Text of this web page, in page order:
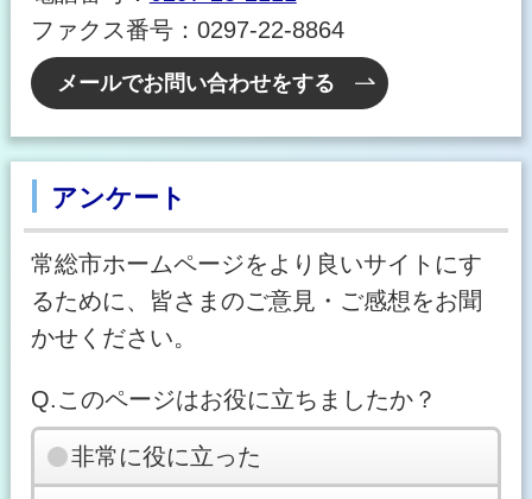
ファクス番号：0297-22-8864
メールでお問い合わせをする
アンケート
常総市ホームページをより良いサイトにす
るために、皆さまのご意見・ご感想をお聞
かせください。
Q.このページはお役に立ちましたか？
非常に役に立った